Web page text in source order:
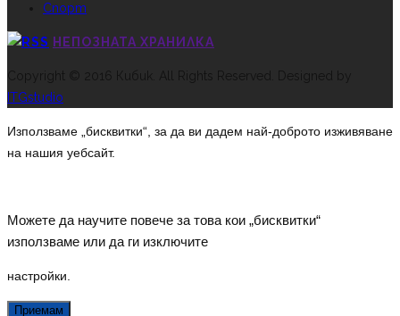
Спорт
НЕПОЗНАТА ХРАНИЛКА
Copyright © 2016 Кибик. All Rights Reserved. Designed by
ITGstudio
Използваме „бисквитки“, за да ви дадем най-доброто изживяване
на нашия уебсайт.
Можете да научите повече за това кои „бисквитки“
използваме или да ги изключите
настройки.
Приемам